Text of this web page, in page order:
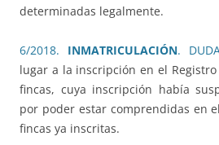
determinadas legalmente.
6/2018. INMATRICULACIÓN.
lugar a la inscripción en el
fincas, cuya inscripción había
por poder estar comprendidas en
fincas ya inscritas.